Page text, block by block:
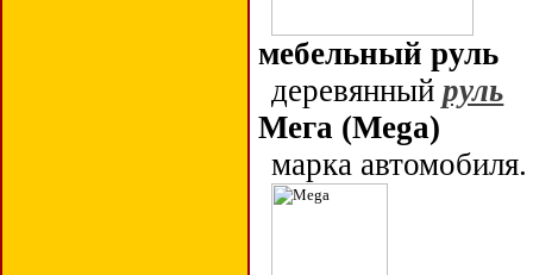
мебельный руль
деревянныйруль
Мега (Mega)
марка